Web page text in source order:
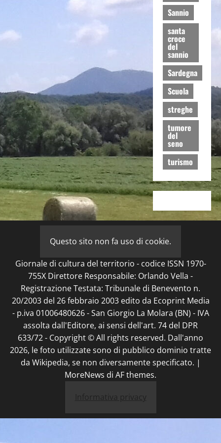
Sannio
santa
croce
del
sannio
Sardegna
Scuola
streghe
tumore
del
seno
turismo
Questo sito non fa uso di cookie.
Giornale di cultura del territorio - codice ISSN 1970-
755X Direttore Responsabile: Orlando Vella -
Registrazione Testata: Tribunale di Benevento n.
20/2003 del 26 febbraio 2003 edito da Ecoprint Media
- p.iva 01006480626 - San Giorgio La Molara (BN) - IVA
assolta dall'Editore, ai sensi dell'art. 74 del DPR
633/72 - Copyright © All rights reserved. Dall'anno
2026, le foto utilizzate sono di pubblico dominio tratte
da Wikipedia, se non diversamente specificato. |
MoreNews di AF themes.
Informativa privacy